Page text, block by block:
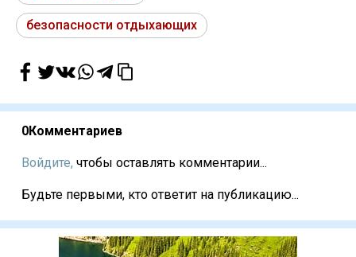
безопасности отдыхающих
0Комментариев
Войдите, чтобы оставлять комментарии...
Будьте первыми, кто ответит на публикацию...